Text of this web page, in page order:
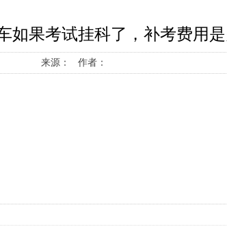
如果考试挂科了，补考费用
来源： 作者：